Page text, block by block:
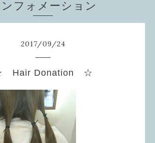
フォメーション
2017/09/24
Hair Donation ☆